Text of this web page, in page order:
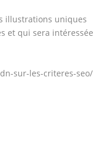
illustrations uniques
et qui sera intéressée
sur-les-criteres-seo/